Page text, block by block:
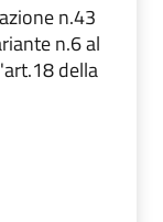
n.43
n.6 al
della